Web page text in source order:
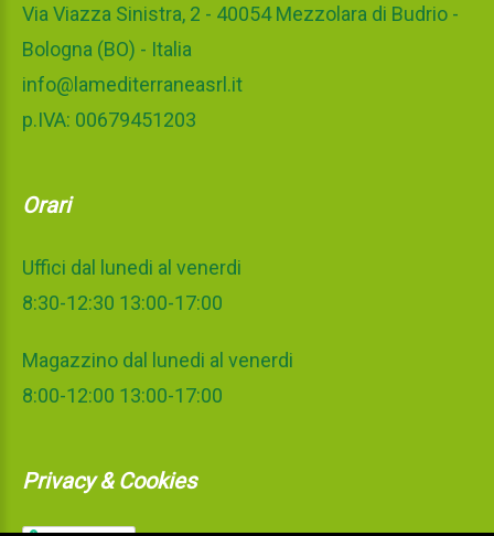
Via Viazza Sinistra, 2 - 40054 Mezzolara di Budrio -
Bologna (BO) - Italia
info@lamediterraneasrl.it
p.IVA: 00679451203
Orari
Uffici dal lunedi al venerdi
8:30-12:30 13:00-17:00
Magazzino dal lunedi al venerdi
8:00-12:00 13:00-17:00
Privacy & Cookies